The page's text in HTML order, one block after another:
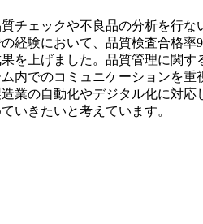
チェックや不良品の分析を行な
経験において、品質検査合格率
を上げました。品質管理に関す
内でのコミュニケーションを重
業の自動化やデジタル化に対応
いきたいと考えています。